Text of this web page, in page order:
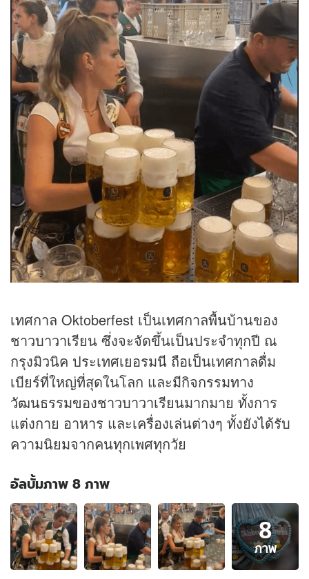
เทศกาล Oktoberfest เป็นเทศกาลพื้นบ้านของ
ชาวบาวาเรียน ซึ่งจะจัดขึ้นเป็นประจำทุกปี ณ
กรุงมิวนิค ประเทศเยอรมนี ถือเป็นเทศกาลดื่ม
เบียร์ที่ใหญ่ที่สุดในโลก และมีกิจกรรมทาง
วัฒนธรรมของชาวบาวาเรียนมากมาย ทั้งการ
แต่งกาย อาหาร และเครื่องเล่นต่างๆ ทั้งยังได้รับ
ความนิยมจากคนทุกเพศทุกวัย
อัลบั้มภาพ 8 ภาพ
อัลบั้ม
ภาพ
8
ภาพ
ของ
8
ภาพ